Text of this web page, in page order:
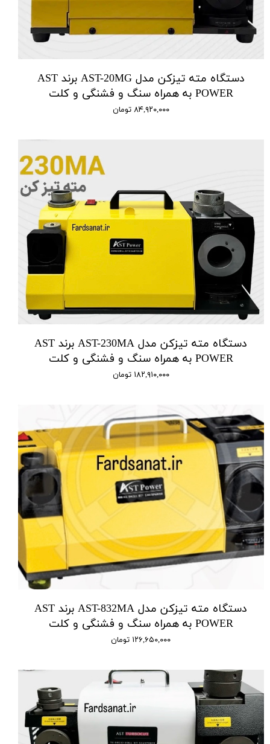
دستگاه مته تیزکن مدل AST-20MG برند AST
POWER به همراه سنگ و فشنگی و کلت
۸۴,۹۲۰,۰۰۰ تومان
دستگاه مته تیزکن مدل AST-230MA برند AST
POWER به همراه سنگ و فشنگی و کلت
۱۸۲,۹۱۰,۰۰۰ تومان
دستگاه مته تیزکن مدل AST-832MA برند AST
POWER به همراه سنگ و فشنگی و کلت
۱۲۶,۶۵۰,۰۰۰ تومان